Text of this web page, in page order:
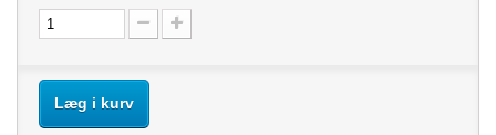
Læg i kurv